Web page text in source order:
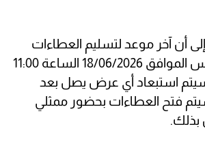
أن آخر موعد لتسليم العطاءات
سيكون يوم الخميس الموافق 18/06/2026 الساعة 11:00
سيتم استبعاد أي عرض يصل بعد
فتح العطاءات بحضور ممثلي
بذلك.